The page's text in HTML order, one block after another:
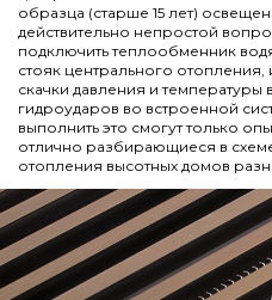
образца (старше 15 лет)
действительно непростой
подключить теплообменник
стояк центрального
скачки давления и температуры
гидроударов во встроенной
выполнить это смогут только
отлично разбирающиеся в
отопления высотных домов